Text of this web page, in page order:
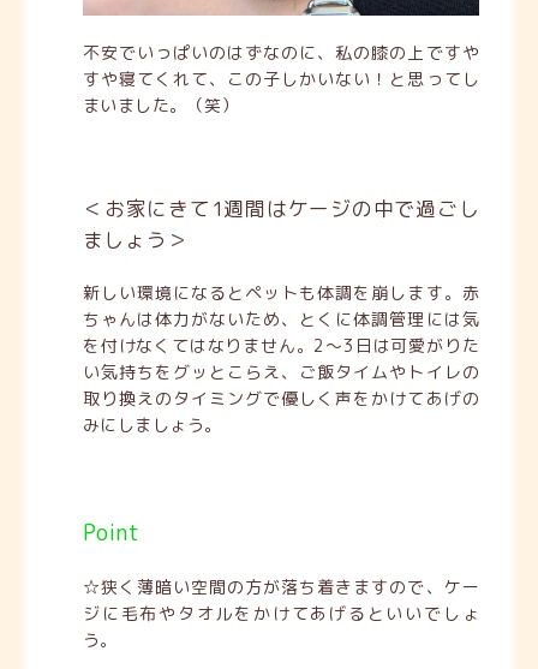
不安でいっぱいのはずなのに、私の膝の上ですや
すや寝てくれて、この子しかいない！と思ってし
まいました。（笑）
＜お家にきて1週間はケージの中で過ごし
ましょう＞
新しい環境になるとペットも体調を崩します。赤
ちゃんは体力がないため、とくに体調管理には気
を付けなくてはなりません。2～3日は可愛がりた
い気持ちをグッとこらえ、ご飯タイムやトイレの
取り換えのタイミングで優しく声をかけてあげの
みにしましょう。
Point
☆狭く薄暗い空間の方が落ち着きますので、ケー
ジに毛布やタオルをかけてあげるといいでしょ
う。